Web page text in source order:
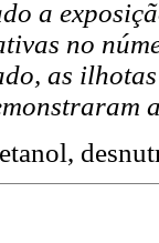
a
no
as